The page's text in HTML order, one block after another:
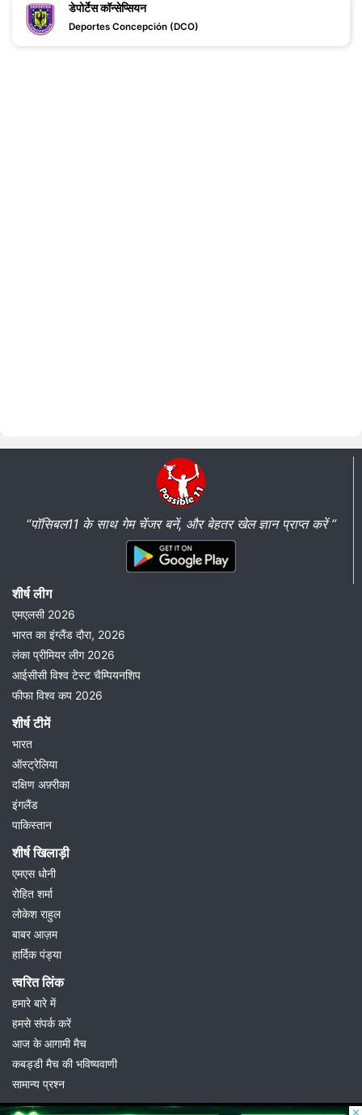
डेपोर्टेस कॉन्सेप्सियन
Deportes Concepción (DCO)
“पॉसिबल11 के साथ गेम चेंजर बनें, और बेहतर खेल ज्ञान प्राप्त करें ”
शीर्ष लीग
एमएलसी 2026
भारत का इंग्लैंड दौरा, 2026
लंका प्रीमियर लीग 2026
आईसीसी विश्व टेस्ट चैम्पियनशिप
फीफा विश्व कप 2026
शीर्ष टीमें
भारत
ऑस्ट्रेलिया
दक्षिण अफ़्रीका
इंगलैंड
पाकिस्तान
शीर्ष खिलाड़ी
एमएस धोनी
रोहित शर्मा
लोकेश राहुल
बाबर आज़म
हार्दिक पंड्या
त्वरित लिंक
हमारे बारे में
हमसे संपर्क करें
आज के आगामी मैच
कबड्डी मैच की भविष्यवाणी
सामान्य प्रश्न